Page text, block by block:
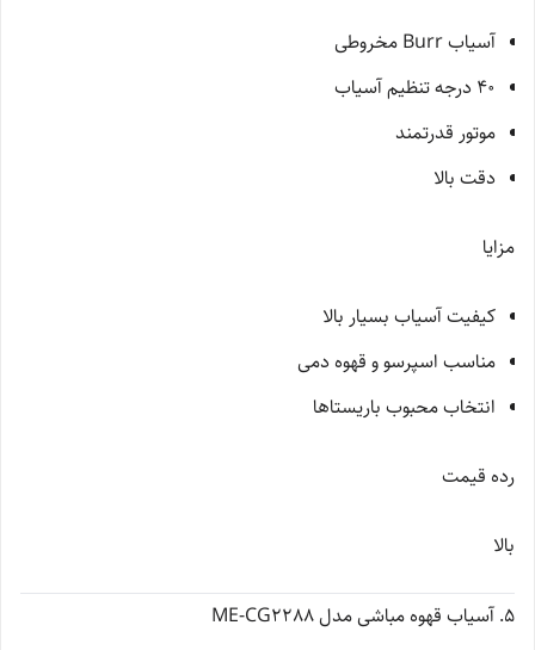
آسیاب Burr مخروطی
40 درجه تنظیم آسیاب
موتور قدرتمند
دقت بالا
مزایا
کیفیت آسیاب بسیار بالا
مناسب اسپرسو و قهوه دمی
انتخاب محبوب باریستاها
رده قیمت
بالا
5. آسیاب قهوه مباشی مدل ME-CG2288